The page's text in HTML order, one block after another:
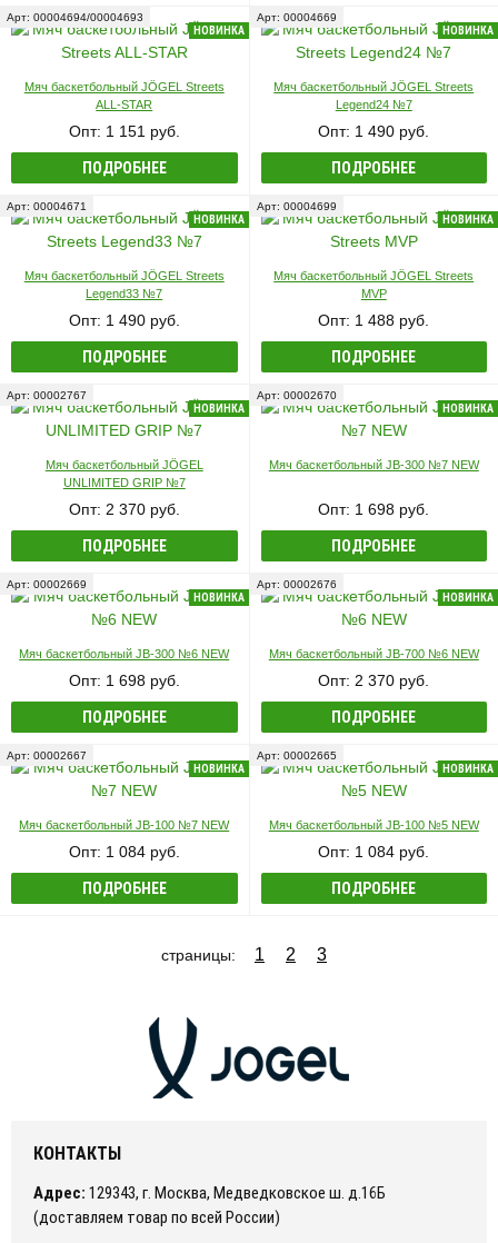
Арт: 00004694/00004693
НОВИНКА
Мяч баскетбольный JÖGEL Streets
ALL-STAR
Опт: 1 151 руб.
ПОДРОБНЕЕ
Арт: 00004669
НОВИНКА
Мяч баскетбольный JÖGEL Streets
Legend24 №7
Опт: 1 490 руб.
ПОДРОБНЕЕ
Арт: 00004671
НОВИНКА
Мяч баскетбольный JÖGEL Streets
Legend33 №7
Опт: 1 490 руб.
ПОДРОБНЕЕ
Арт: 00004699
НОВИНКА
Мяч баскетбольный JÖGEL Streets
MVP
Опт: 1 488 руб.
ПОДРОБНЕЕ
Арт: 00002767
НОВИНКА
Мяч баскетбольный JÖGEL
UNLIMITED GRIP №7
Опт: 2 370 руб.
ПОДРОБНЕЕ
Арт: 00002670
НОВИНКА
Мяч баскетбольный JB-300 №7 NEW
Опт: 1 698 руб.
ПОДРОБНЕЕ
Арт: 00002669
НОВИНКА
Мяч баскетбольный JB-300 №6 NEW
Опт: 1 698 руб.
ПОДРОБНЕЕ
Арт: 00002676
НОВИНКА
Мяч баскетбольный JB-700 №6 NEW
Опт: 2 370 руб.
ПОДРОБНЕЕ
Арт: 00002667
НОВИНКА
Мяч баскетбольный JB-100 №7 NEW
Опт: 1 084 руб.
ПОДРОБНЕЕ
Арт: 00002665
НОВИНКА
Мяч баскетбольный JB-100 №5 NEW
Опт: 1 084 руб.
ПОДРОБНЕЕ
страницы: 1 2 3
КОНТАКТЫ
Адрес: 129343, г. Москва, Медведковское ш. д.16Б
(доставляем товар по всей России)